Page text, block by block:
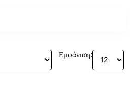
Εμφάνιση: